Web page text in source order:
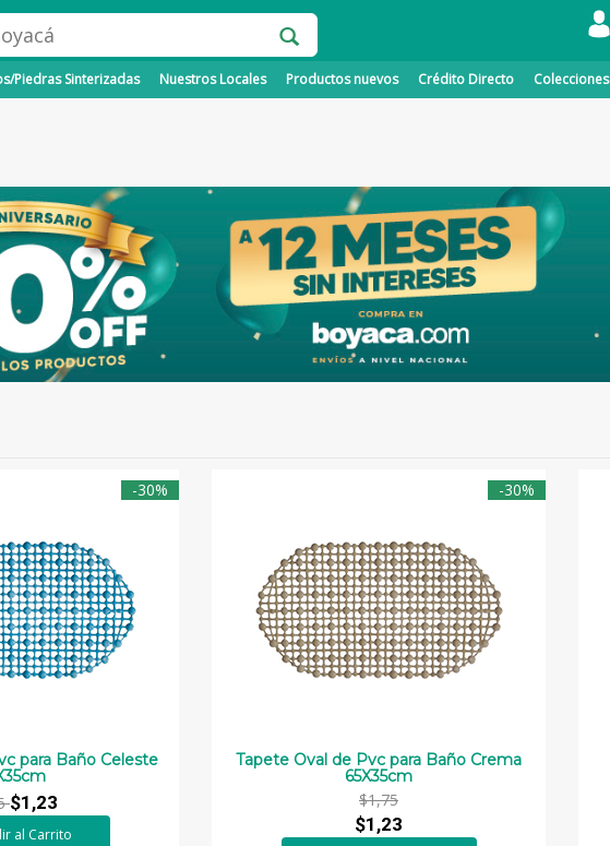
Piedras Sinterizadas Nuestros Locales Productos nuevos Crédito Directo Colecciones
-30%
para Baño Celeste
$1,23
al Carrito
-30%
Tapete Oval de Pvc para Baño Crema
65X35cm
$1,75
$1,23